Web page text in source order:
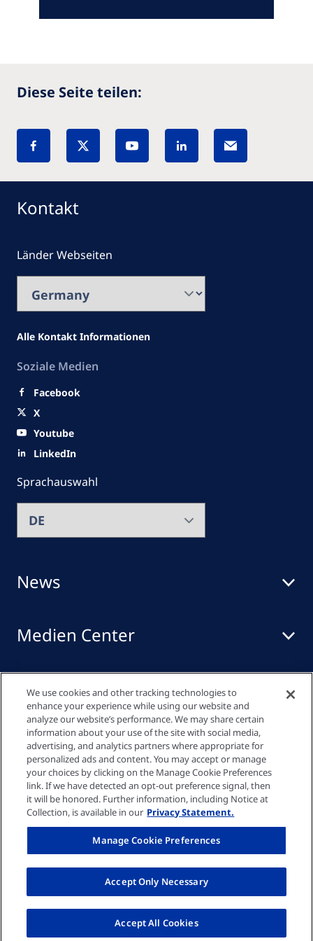
Diese Seite teilen:
News
Medien Center
Events
Quick links
Kontakt
Länder Webseiten
Alle Kontakt Informationen
Soziale Medien
Facebook
X
Youtube
LinkedIn
Sprachauswahl
© Fresenius Medical Care AG 2026
Datenschutzrichtlinie
Cookie-Einstellungen
We use cookies and other tracking technologies to
enhance your experience while using our website and
analyze our website’s performance. We may share certain
information about your use of the site with social media,
advertising, and analytics partners where appropriate for
personalized ads and content. You may accept or manage
your choices by clicking on the Manage Cookie Preferences
link. If we have detected an opt-out preference signal, then
it will be honored. Further information, including Notice at
Collection, is available in our Privacy Statement.
Manage Cookie Preferences
Accept Only Necessary
Accept All Cookies